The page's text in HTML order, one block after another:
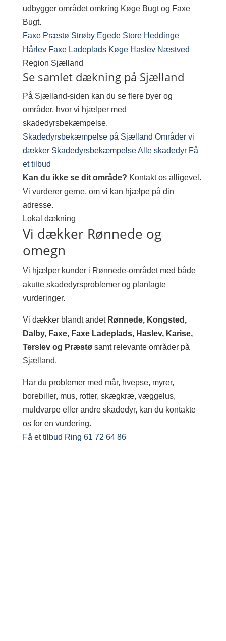
udbygger området omkring Køge Bugt og Faxe
Bugt.
Faxe Præstø Strøby Egede Store Heddinge
Hårlev Faxe Ladeplads Køge Haslev Næstved
Region Sjælland
Se samlet dækning på Sjælland
På Sjælland-siden kan du se flere byer og
områder, hvor vi hjælper med
skadedyrsbekæmpelse.
Skadedyrsbekæmpelse på Sjælland Områder vi
dækker SkadedyrsbekæmpelseAlle skadedyr Få
et tilbud
Kan du ikke se dit område? Kontakt os alligevel.
Vi vurderer gerne, om vi kan hjælpe på din
adresse.
Lokal dækning
Vi dækker Rønnede og
omegn
Vi hjælper kunder i Rønnede-området med både
akutte skadedyrsproblemer og planlagte
vurderinger.
Vi dækker blandt andet Rønnede, Kongsted,
Dalby, Faxe, Faxe Ladeplads, Haslev, Karise,
Terslev og Præstøsamt relevante områder på
Sjælland.
Har du problemer med mår, hvepse, myrer,
borebiller, mus, rotter, skægkræ, væggelus,
muldvarpe eller andre skadedyr, kan du kontakte
os for en vurdering.
Få et tilbud Ring 61 72 64 86